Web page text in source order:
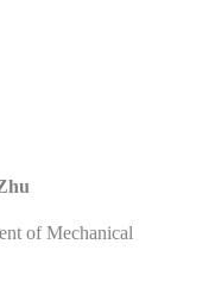
of Mechanical